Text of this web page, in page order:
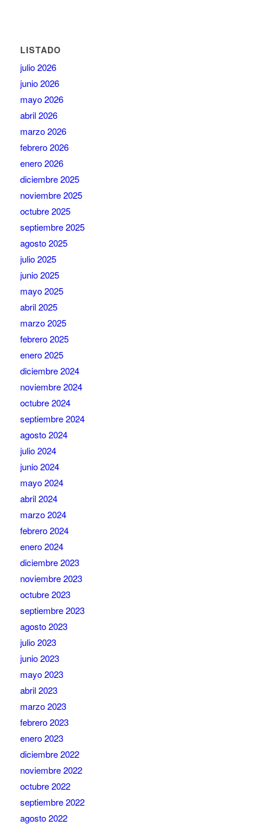
LISTADO
julio 2026
junio 2026
mayo 2026
abril 2026
marzo 2026
febrero 2026
enero 2026
diciembre 2025
noviembre 2025
octubre 2025
septiembre 2025
agosto 2025
julio 2025
junio 2025
mayo 2025
abril 2025
marzo 2025
febrero 2025
enero 2025
diciembre 2024
noviembre 2024
octubre 2024
septiembre 2024
agosto 2024
julio 2024
junio 2024
mayo 2024
abril 2024
marzo 2024
febrero 2024
enero 2024
diciembre 2023
noviembre 2023
octubre 2023
septiembre 2023
agosto 2023
julio 2023
junio 2023
mayo 2023
abril 2023
marzo 2023
febrero 2023
enero 2023
diciembre 2022
noviembre 2022
octubre 2022
septiembre 2022
agosto 2022